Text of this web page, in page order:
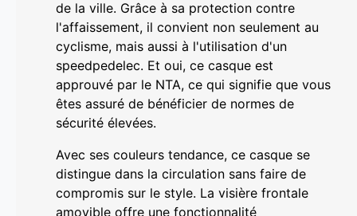
de la ville. Grâce à sa protection contre
l'affaissement, il convient non seulement au
cyclisme, mais aussi à l'utilisation d'un
speedpedelec. Et oui, ce casque est
approuvé par le NTA, ce qui signifie que vous
êtes assuré de bénéficier de normes de
sécurité élevées.
Avec ses couleurs tendance, ce casque se
distingue dans la circulation sans faire de
compromis sur le style. La visière frontale
amovible offre une fonctionnalité